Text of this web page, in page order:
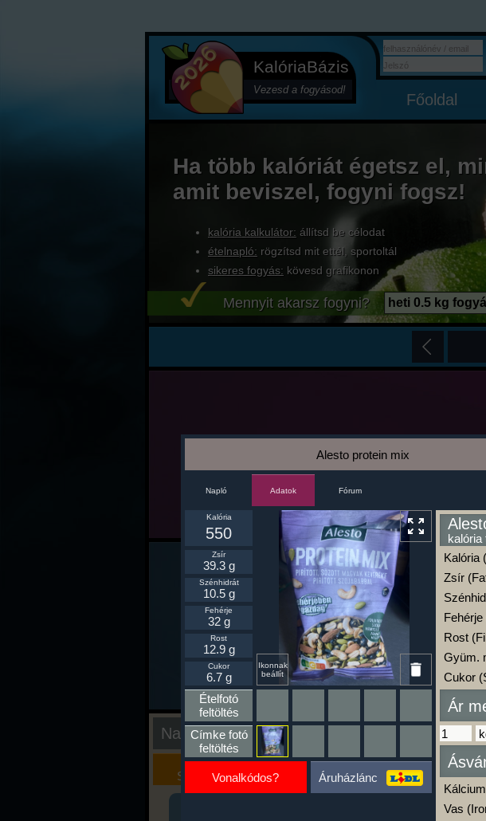
KalóriaBázis
Vezesd a fogyásod!
Főoldal
Ha több kalóriát égetsz el,
amit beviszel, fogyni fogsz!
kalória kalkulátor: állítsd be célodat
ételnapló: rögzítsd mit ettél, sportoltál
sikeres fogyás: kövesd grafikonon
Mennyit akarsz fogyni? heti 0.5 kg
Nap kiértékelése
Kalória
Szimulátor
Szöveges
Értékelés
Ha ma már
kattints a
A Kalória
Alesto protein mix
Napló Adatok Fórum
Ikonnak
beállít
Kalória
550
Zsír
39.3 g
Szénhidrát
10.5 g
Fehérje
32 g
Rost
12.9 g
Cukor
6.7 g
Ételfotó
feltöltés
Címke fotó
feltöltés
Vonalkódos? Áruházlánc
kalória
Kalória
Zsír
Fehérje
Rost
Gyüm.
Cukor
Ár
Vas